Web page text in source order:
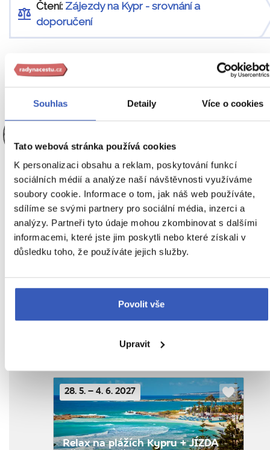
Souhlas Detaily Více o cookies
Tato webová stránka používá cookies
K personalizaci obsahu a reklam, poskytování funkcí
sociálních médií a analýze naší návštěvnosti využíváme
soubory cookie. Informace o tom, jak náš web používáte,
sdílíme se svými partnery pro sociální média, inzerci a
analýzy. Partneři tyto údaje mohou zkombinovat s dalšími
informacemi, které jste jim poskytli nebo které získali v
důsledku toho, že používáte jejich služby.
Povolit vše
Upravit
Čtení: Zájezdy na Kypr - srovnání a
doporučení
Poznávejte svět, poznávejte
Jana Laníková
RADYNACESTU.CZ EXPERT
RADYNACESTU.CZ
Těmito místy Vás provedu osobně
3. – 10. 10. 2026
oblíbených
Relax na plážích Kypru + JÍZDA
28. 5. – 4. 6. 2027
Do
oblíbených
Relax na plážích Kypru + JÍZDA